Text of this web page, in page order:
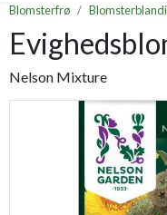
Blomsterfrø
Nelson Mixture